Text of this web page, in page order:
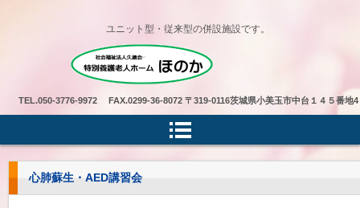
特別養護老人ホームほのか
ユニット型・従来型の併設施設です。
TEL.050-3776-9972 FAX.0299-36-8072 〒319-0116茨城県小美玉市中台１４５番地4
心肺蘇生・AED講習会